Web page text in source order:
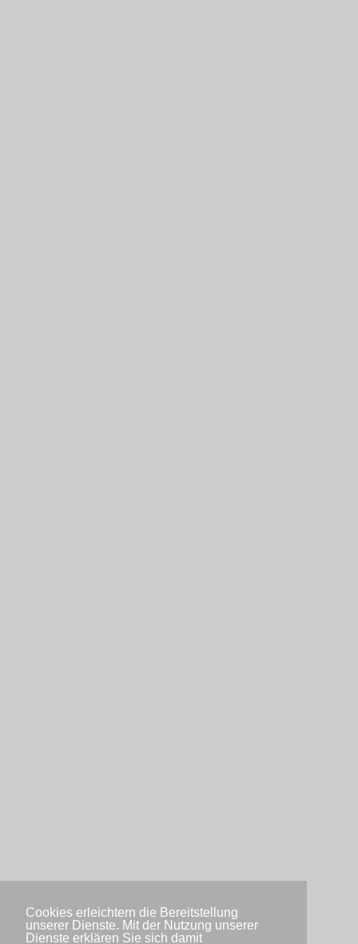
Cookies erleichtern die Bereitstellung
unserer Dienste. Mit der Nutzung unserer
Dienste erklären Sie sich damit